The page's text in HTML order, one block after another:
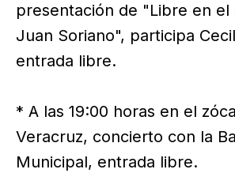
presentación de "Libre en el
Juan Soriano", participa
entrada libre.
* A las 19:00 horas en el
Veracruz, concierto con la
Municipal, entrada libre.